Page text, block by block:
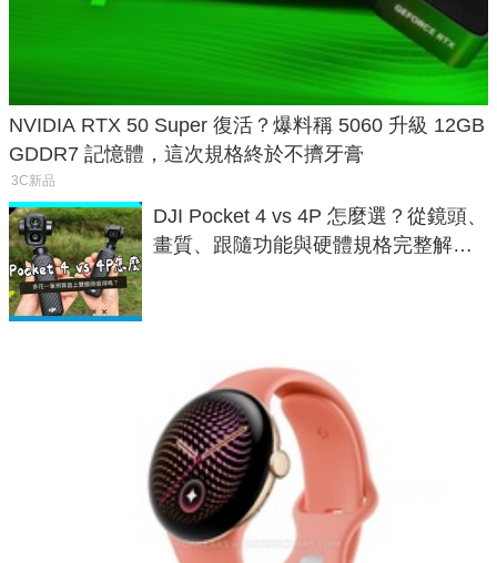
NVIDIA RTX 50 Super 復活？爆料稱 5060 升級 12GB
GDDR7 記憶體，這次規格終於不擠牙膏
3C新品
DJI Pocket 4 vs 4P 怎麼選？從鏡頭、
畫質、跟隨功能與硬體規格完整解